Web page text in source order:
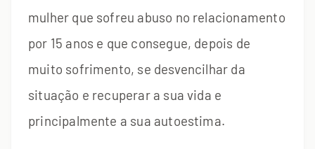
mulher que sofreu abuso no relacionamento
por 15 anos e que consegue, depois de
muito sofrimento, se desvencilhar da
situação e recuperar a sua vida e
principalmente a sua autoestima.